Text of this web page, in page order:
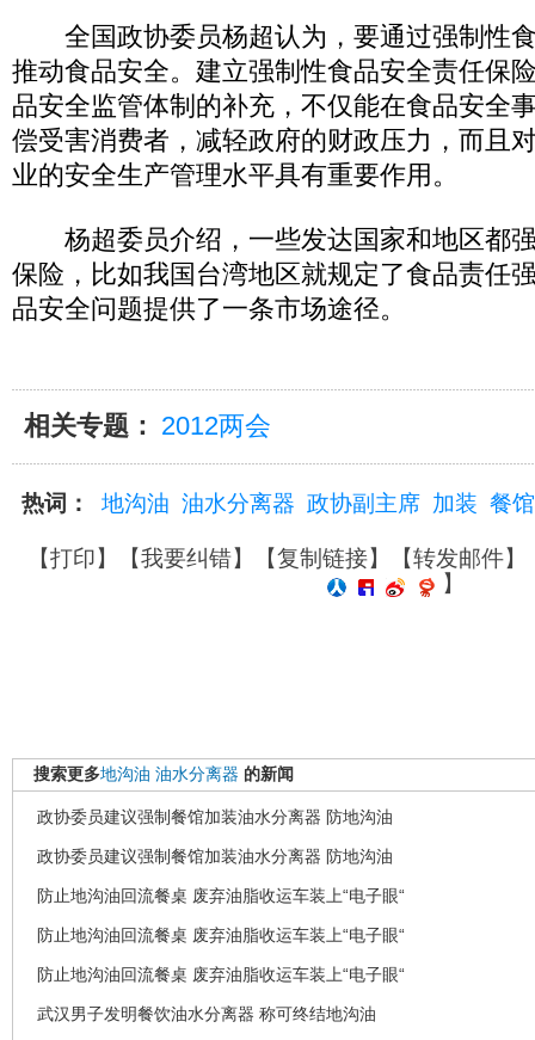
全国政协委员杨超认为，要通过强制性
推动食品安全。建立强制性食品安全责任保
品安全监管体制的补充，不仅能在食品安全
偿受害消费者，减轻政府的财政压力，而且
业的安全生产管理水平具有重要作用。
杨超委员介绍，一些发达国家和地区都
保险，比如我国台湾地区就规定了食品责任
品安全问题提供了一条市场途径。
相关专题： 2012两会
热词： 地沟油 油水分离器 政协副主席 加装 餐馆
【打印】【我要纠错】【复制链接】【转发邮件】
】
搜索更多地沟油 油水分离器 的新闻
政协委员建议强制餐馆加装油水分离器 防地沟油
政协委员建议强制餐馆加装油水分离器 防地沟油
防止地沟油回流餐桌 废弃油脂收运车装上“电子眼“
防止地沟油回流餐桌 废弃油脂收运车装上“电子眼“
防止地沟油回流餐桌 废弃油脂收运车装上“电子眼“
武汉男子发明餐饮油水分离器 称可终结地沟油